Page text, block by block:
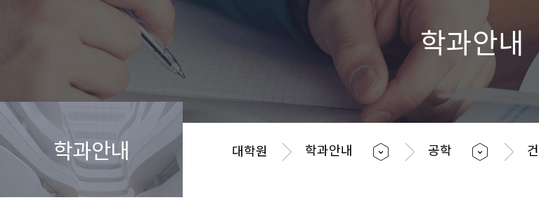
학과안내
학과안내 대학원 학과안내 공학